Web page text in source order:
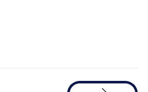
Solicita